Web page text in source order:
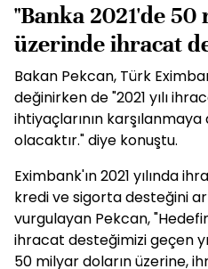
"Banka 2021'de
üzerinde ihracat
Bakan Pekcan, Türk
değinirken de "2021 yılı
ihtiyaçlarının
olacaktır." diye konuştu.
Eximbank'ın 2021 yılında
kredi ve sigorta desteğini
vurgulayan Pekcan,
ihracat desteğimizi geçen
50 milyar doların üzerine,